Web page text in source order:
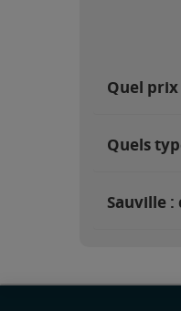
Quel
Quels
Sauville